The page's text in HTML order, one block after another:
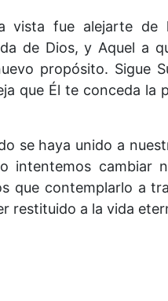
fue alejarte de
de Dios, y Aquel a
propósito. Sigue
que Él te conceda la
se haya unido a
cambiar
que contemplarlo a
restituido a la vida